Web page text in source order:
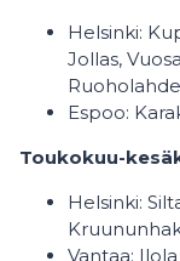
Helsinki:
Jollas,
Espoo:
Toukokuu-
Helsinki:
Vantaa: Ilola